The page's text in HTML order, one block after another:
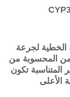
الخطية لجرعة
من المحسوبة من
المتناسبة تكون
الأعلى